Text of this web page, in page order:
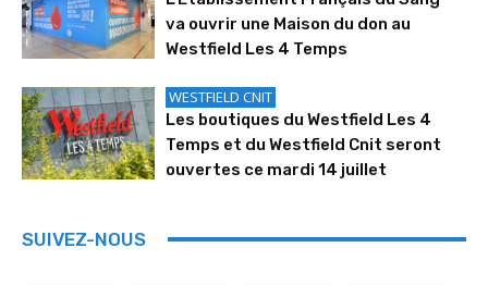
va ouvrir une Maison du don au
Westfield Les 4 Temps
WESTFIELD CNIT
Les boutiques du Westfield Les 4
Temps et du Westfield Cnit seront
ouvertes ce mardi 14 juillet
SUIVEZ-NOUS